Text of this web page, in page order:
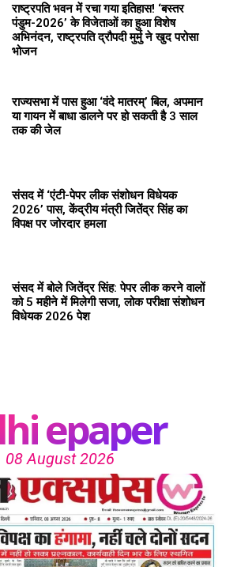
राष्ट्रपति भवन में रचा गया इतिहास! ‘बस्तर
पंडुम-2026’ के विजेताओं का हुआ विशेष
अभिनंदन, राष्ट्रपति द्रौपदी मुर्मु ने खुद परोसा
भोजन
राज्यसभा में पास हुआ ‘वंदे मातरम्’ बिल, अपमान
या गायन में बाधा डालने पर हो सकती है 3 साल
तक की जेल
संसद में ‘एंटी-पेपर लीक संशोधन विधेयक
2026’ पास, केंद्रीय मंत्री जितेंद्र सिंह का
विपक्ष पर जोरदार हमला
संसद में बोले जितेंद्र सिंह: पेपर लीक करने वालों
को 5 महीने में मिलेगी सजा, लोक परीक्षा संशोधन
विधेयक 2026 पेश
epaper
08 August 2026